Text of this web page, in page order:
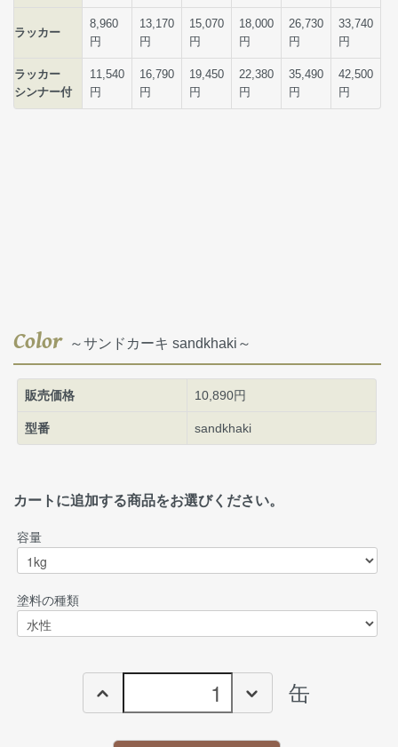
Color～サンドカーキ sandkhaki～
販売価格 10,890円
型番 sandkhaki
カートに追加する商品をお選びください。
容量
塗料の種類
缶